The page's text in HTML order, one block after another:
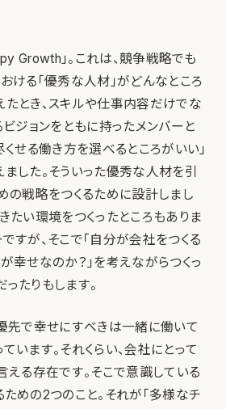
Growth」。これは、競争戦略でも
ける「優秀な人材」がどんなところ
とき、スキルや仕事内容だけでな
ビジョンをともに持ったメンバーと
くせる働き方を選べるところがいい」
した。そういった優秀な人材を引
の戦略をつくるために設計しまし
たい環境をつくったところもありま
すが、そこで「自分が会社をつくる
幸せなのか？」を考えながらつくっ
たりもします。
優先で幸せにすべきは一緒に働いて
います。それくらい、会社にとって
える存在です。そこで意識している
めの2つのこと。それが「多様なチ